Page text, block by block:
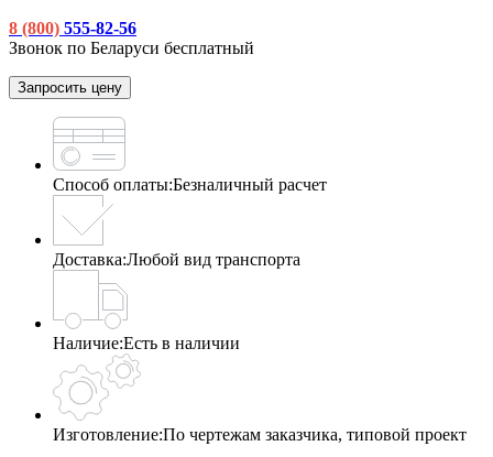
8 (800) 555-82-56
Звонок по Беларуси бесплатный
Запросить цену
Способ оплаты:Безналичный расчет
Доставка:Любой вид транспорта
Наличие:Есть в наличии
Изготовление:По чертежам заказчика, типовой проект